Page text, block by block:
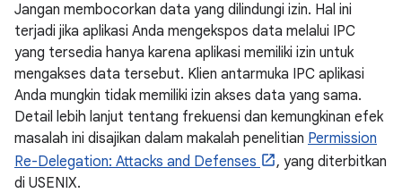
Jangan membocorkan data yang dilindungi izin. Hal ini
terjadi jika aplikasi Anda mengekspos data melalui IPC
yang tersedia hanya karena aplikasi memiliki izin untuk
mengakses data tersebut. Klien antarmuka IPC aplikasi
Anda mungkin tidak memiliki izin akses data yang sama.
Detail lebih lanjut tentang frekuensi dan kemungkinan efek
masalah ini disajikan dalam makalah penelitian Permission
Re-Delegation: Attacks and Defenses
, yang diterbitkan
di USENIX.